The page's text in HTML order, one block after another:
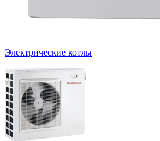
Электрические котлы